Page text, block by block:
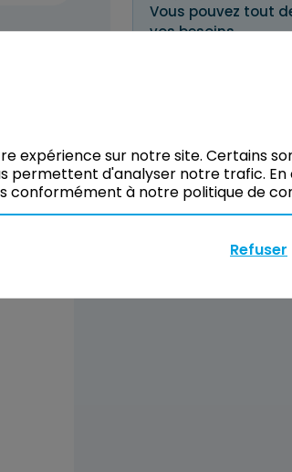
Vous pouvez tout
vos besoins.
expérience sur notre site. Certains
permettent d'analyser notre trafic.
conformément à notre politique de
Refuser